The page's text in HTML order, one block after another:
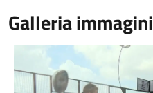
Galleria immagini